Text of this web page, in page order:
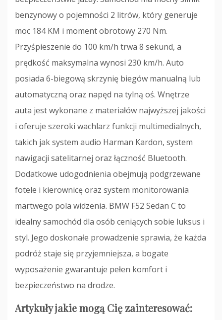
benzynowy o pojemności 2 litrów, który generuje
moc 184 KM i moment obrotowy 270 Nm.
Przyśpieszenie do 100 km/h trwa 8 sekund, a
prędkość maksymalna wynosi 230 km/h. Auto
posiada 6-biegową skrzynię biegów manualną lub
automatyczną oraz napęd na tylną oś. Wnętrze
auta jest wykonane z materiałów najwyższej jakości
i oferuje szeroki wachlarz funkcji multimedialnych,
takich jak system audio Harman Kardon, system
nawigacji satelitarnej oraz łączność Bluetooth.
Dodatkowe udogodnienia obejmują podgrzewane
fotele i kierownicę oraz system monitorowania
martwego pola widzenia. BMW F52 Sedan C to
idealny samochód dla osób ceniących sobie luksus i
styl. Jego doskonałe prowadzenie sprawia, że każda
podróż staje się przyjemniejsza, a bogate
wyposażenie gwarantuje pełen komfort i
bezpieczeństwo na drodze.
Artykuły jakie mogą Cię zainteresować: